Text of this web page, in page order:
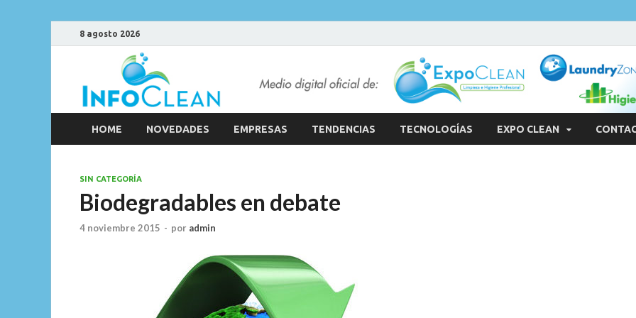
8 agosto 2026
HOME NOVEDADES EMPRESAS TENDENCIAS TECNOLOGÍAS EXPO CLEAN
SIN CATEGORÍA
Biodegradables en debate
4 noviembre 2015 - por admin